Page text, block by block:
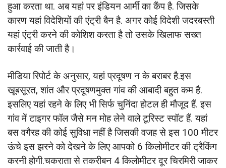
हुआ करता था. अब यहां पर इंडियन आर्मी का कैंप है. जिसके
कारण यहां विदेशियों की एंट्री बैन है. अगर कोई विदेशी जदरबस्‍ती
यहां एंट्री करने की कोशिश करता है तो उसके खिलाफ सख्‍त
कार्रवाई की जाती है।
मीडिया रिपोर्ट के अनुसार, यहां प्रदूषण न के बराबर है.इस
खूबसूरत, शांत और प्रदूषणमुक्‍त गांव की आबादी बहुत कम है.
इसलिए यहां रहने के लिए भी सिर्फ चुनिंदा होटल ही मौजूद हैं. इस
गांव में टाइगर फॉल जैसे मन मोह लेने वाले टूरिस्‍ट स्‍पॉट हैं. यहां
बस वगैरह की कोई सुविधा नहीं है जिसकी वजह से इस 100 मीटर
ऊंचे इस झरने को देखने के लिए आपको 6 किलोमीटर की ट्रैकिंग
करनी होगी.चकराता से तकरीबन 4 किलोमीटर दूर चिरमिरी जाकर